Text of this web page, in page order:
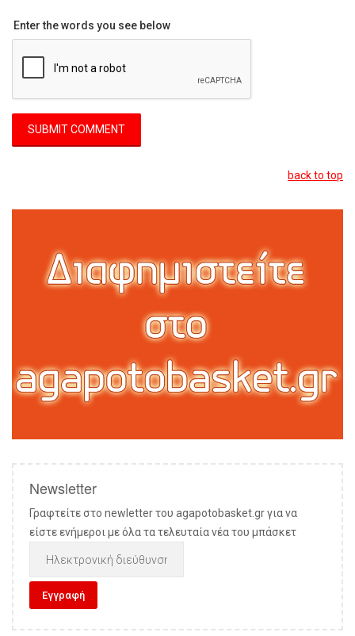
Enter the words you see below
back to top
Newsletter
Γραφτείτε στο newletter του agapotobasket.gr για να
είστε ενήμεροι με όλα τα τελευταία νέα του μπάσκετ